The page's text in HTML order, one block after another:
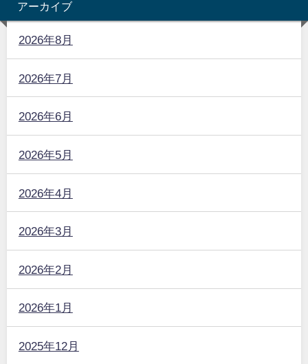
アーカイブ
2026年8月
2026年7月
2026年6月
2026年5月
2026年4月
2026年3月
2026年2月
2026年1月
2025年12月